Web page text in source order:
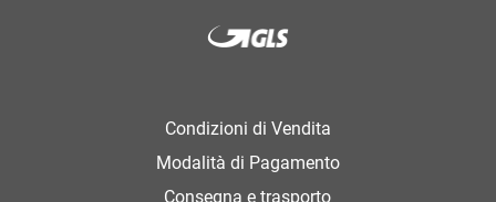
Condizioni di Vendita
Modalità di Pagamento
Consegna e trasporto